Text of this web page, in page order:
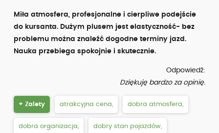
Miła atmosfera, profesjonalne i cierpliwe podejście
do kursanta. Dużym plusem jest elastyczność- bez
problemu można znaleźć dogodne terminy jazd.
Nauka przebiega spokojnie i skutecznie.
Odpowiedź:
Dziękuję bardzo za opinię.
+ Zalety atrakcyjna cena, dobra atmosfera,
dobra organizacja, dobry stan pojazdów,